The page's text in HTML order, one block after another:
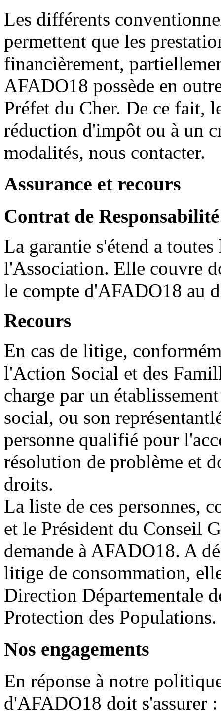
Les différents
permettent que les
financièrement,
AFADO18 possède en
Préfet du Cher. De ce fait,
réduction d'impôt ou à un
modalités, nous contacter.
Assurance et recours
Contrat de
La garantie s'étend a
l'Association. Elle couvre
le compte d'AFADO18 au
Recours
En cas de litige,
l'Action Social et des
charge par un
social, ou son
personne qualifié pour
résolution de problème et
droits.
La liste de ces personnes,
et le Président du Conseil
demande à AFADO18. A
litige de consommation,
Direction Départementale
Protection des Populations.
Nos engagements
En réponse à notre
d'AFADO18 doit s'assurer